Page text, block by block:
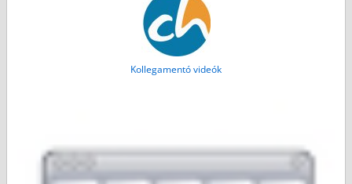
Kollegamentó videók